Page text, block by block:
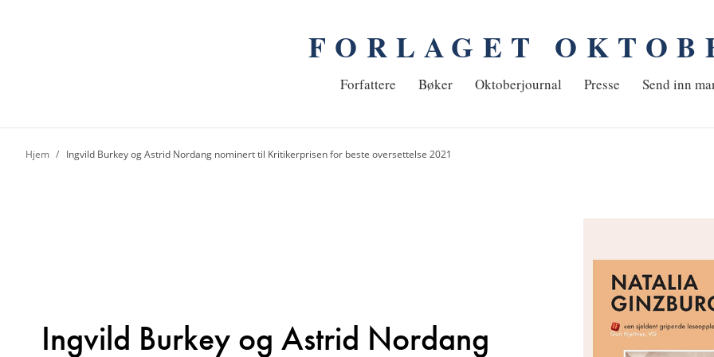
FORLAGET
Hjem
Forfattere Bøker Oktoberjournal Presse Send inn
Hjem Ingvild Burkey og Astrid Nordang nominert til Kritikerprisen for beste oversettelse 2021
Ingvild Burkey og Astrid Nordang